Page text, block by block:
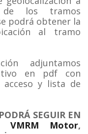
los tramos
podrá obtener la
al tramo
adjuntamos
en pdf con
acceso y lista de
SEGUIR EN
VMRM Motor,